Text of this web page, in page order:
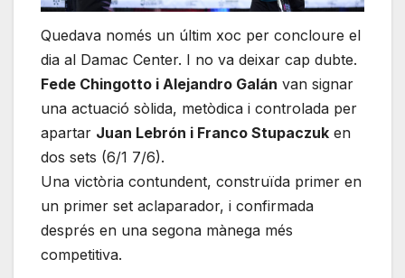
Quedava només un últim xoc per concloure el
dia al Damac Center. I no va deixar cap dubte.
Fede Chingotto i Alejandro Galán van signar
una actuació sòlida, metòdica i controlada per
apartar Juan Lebrón i Franco Stupaczuk en
dos sets (6/1 7/6).
Una victòria contundent, construïda primer en
un primer set aclaparador, i confirmada
després en una segona mànega més
competitiva.